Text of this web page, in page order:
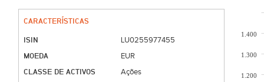
CARACTERÍSTICAS
ISIN
LU0255977455
MOEDA
EUR
CLASSE DE ACTIVOS
Ações
1.200
1.300
1.400